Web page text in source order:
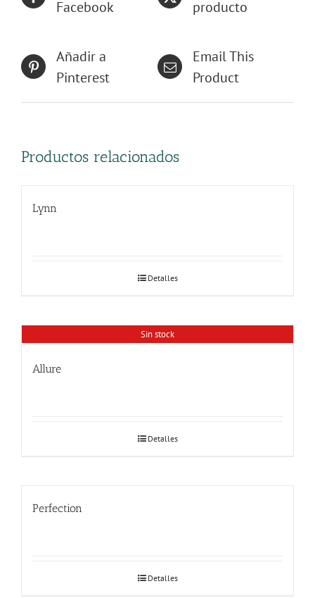
Facebook producto
Añadir a
Pinterest
Email This
Product
Productos relacionados
Lynn
Detalles
Sin stock
Allure
Detalles
Perfection
Detalles